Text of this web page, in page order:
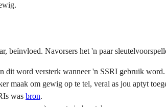
beïnvloed. Navorsers het 'n paar
dit word versterk wanneer 'n SSRI gebruik word.
maak om gewig op te tel, veral as jou aptyt
was bron.